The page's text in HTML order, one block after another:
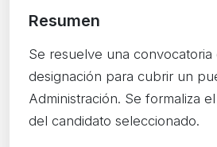
Resumen
Se resuelve una convocatoria
designación para cubrir un
Administración. Se formaliza
del candidato seleccionado.